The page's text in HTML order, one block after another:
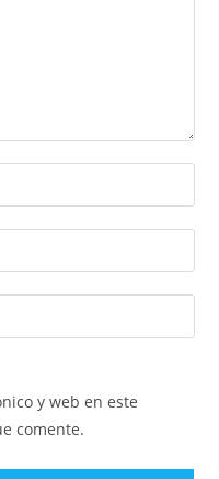
y web en este
comente.